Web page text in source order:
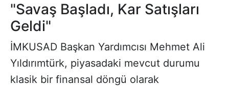
"Savaş Başladı, Kar Satışları
Geldi"
İMKUSAD Başkan Yardımcısı Mehmet Ali
Yıldırımtürk, piyasadaki mevcut durumu
klasik bir finansal döngü olarak